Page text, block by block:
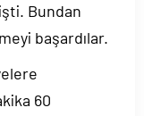
Bundan
başardılar.
60